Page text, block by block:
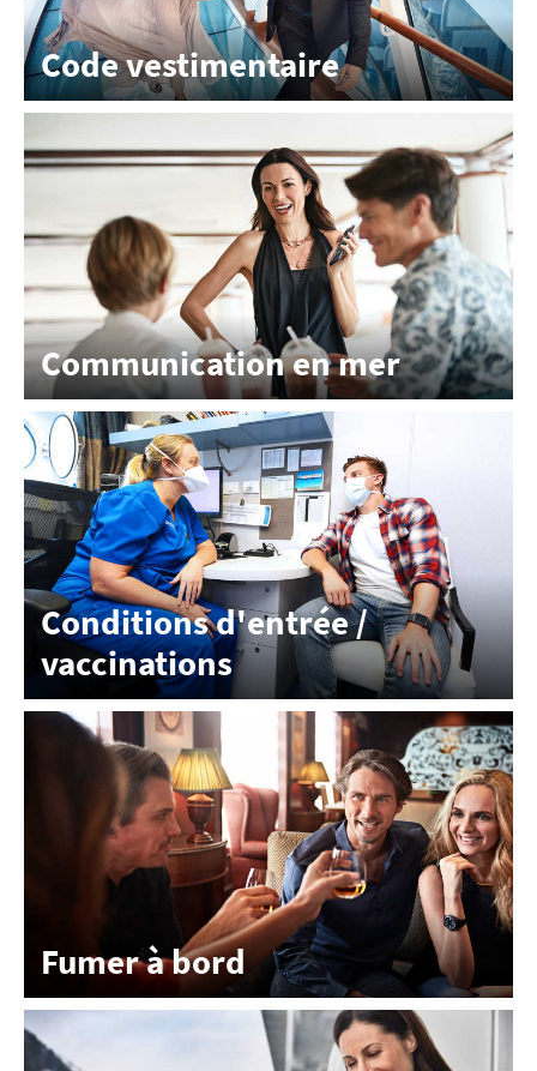
Code vestimentaire
Communication en mer
Conditions d'entrée /
vaccinations
Fumer à bord